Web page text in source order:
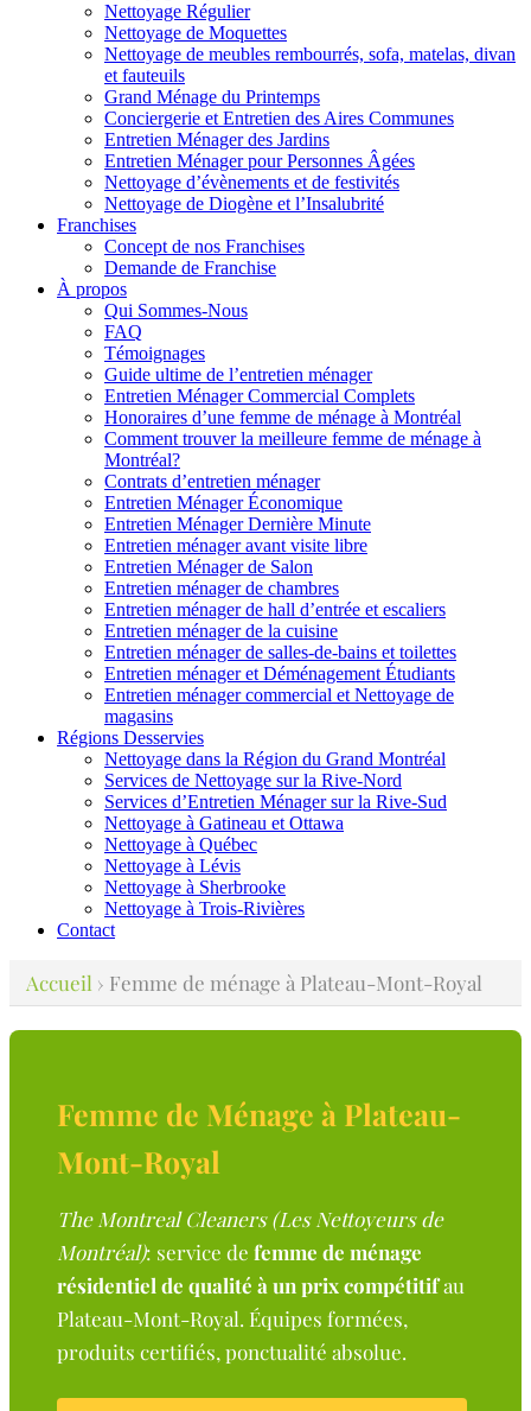
Nettoyage Régulier
Nettoyage de Moquettes
Nettoyage de meubles rembourrés, sofa, matelas, divan
et fauteuils
Grand Ménage du Printemps
Conciergerie et Entretien des Aires Communes
Entretien Ménager des Jardins
Entretien Ménager pour Personnes Âgées
Nettoyage d’évènements et de festivités
Nettoyage de Diogène et l’Insalubrité
Franchises
Concept de nos Franchises
Demande de Franchise
À propos
Qui Sommes-Nous
FAQ
Témoignages
Guide ultime de l’entretien ménager
Entretien Ménager Commercial Complets
Honoraires d’une femme de ménage à Montréal
Comment trouver la meilleure femme de ménage à
Montréal?
Contrats d’entretien ménager
Entretien Ménager Économique
Entretien Ménager Dernière Minute
Entretien ménager avant visite libre
Entretien Ménager de Salon
Entretien ménager de chambres
Entretien ménager de hall d’entrée et escaliers
Entretien ménager de la cuisine
Entretien ménager de salles-de-bains et toilettes
Entretien ménager et Déménagement Étudiants
Entretien ménager commercial et Nettoyage de
magasins
Régions Desservies
Nettoyage dans la Région du Grand Montréal
Services de Nettoyage sur la Rive-Nord
Services d’Entretien Ménager sur la Rive-Sud
Nettoyage à Gatineau et Ottawa
Nettoyage à Québec
Nettoyage à Lévis
Nettoyage à Sherbrooke
Nettoyage à Trois-Rivières
Contact
Accueil › Femme de ménage à Plateau-Mont-Royal
Femme de Ménage à Plateau-
Mont-Royal
The Montreal Cleaners (Les Nettoyeurs de
Montréal): service de femme de ménage
résidentiel de qualité à un prix compétitifau
Plateau-Mont-Royal. Équipes formées,
produits certifiés, ponctualité absolue.